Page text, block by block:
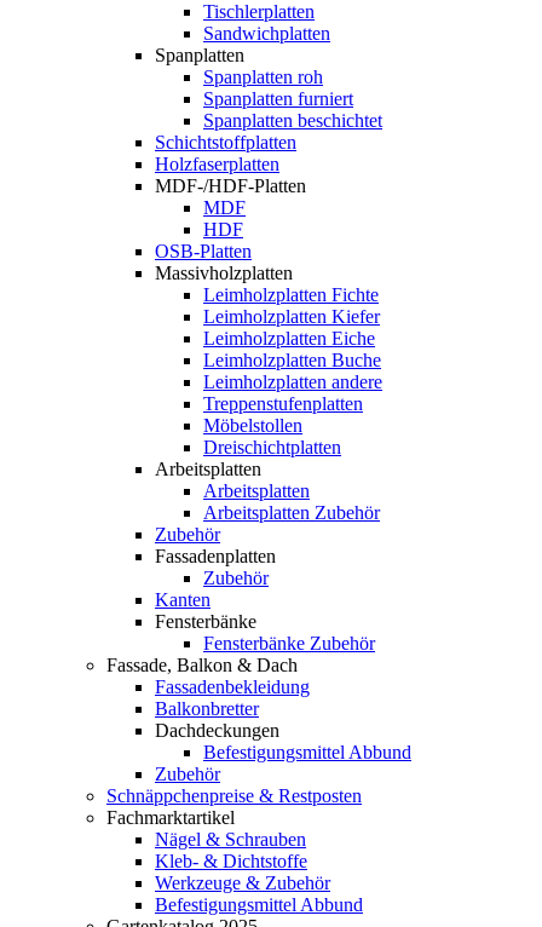
Tischlerplatten
Sandwichplatten
Spanplatten
Spanplatten roh
Spanplatten furniert
Spanplatten beschichtet
Schichtstoffplatten
Holzfaserplatten
MDF-/HDF-Platten
MDF
HDF
OSB-Platten
Massivholzplatten
Leimholzplatten Fichte
Leimholzplatten Kiefer
Leimholzplatten Eiche
Leimholzplatten Buche
Leimholzplatten andere
Treppenstufenplatten
Möbelstollen
Dreischichtplatten
Arbeitsplatten
Arbeitsplatten
Arbeitsplatten Zubehör
Zubehör
Fassadenplatten
Zubehör
Kanten
Fensterbänke
Fensterbänke Zubehör
Fassade, Balkon & Dach
Fassadenbekleidung
Balkonbretter
Dachdeckungen
Befestigungsmittel Abbund
Zubehör
Schnäppchenpreise & Restposten
Fachmarktartikel
Nägel & Schrauben
Kleb- & Dichtstoffe
Werkzeuge & Zubehör
Befestigungsmittel Abbund